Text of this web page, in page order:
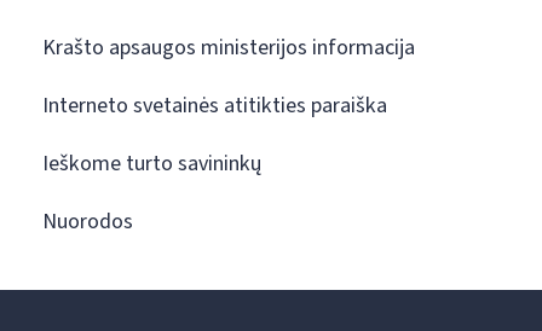
Krašto apsaugos ministerijos informacija
Interneto svetainės atitikties paraiška
Ieškome turto savininkų
Nuorodos